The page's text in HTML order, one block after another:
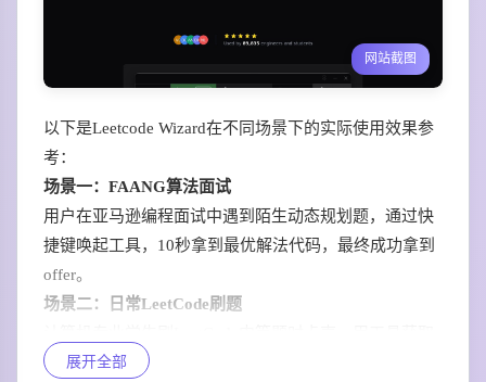
网站截图
以下是Leetcode Wizard在不同场景下的实际使用效果参
考：
场景一：FAANG算法面试
用户在亚马逊编程面试中遇到陌生动态规划题，通过快
捷键唤起工具，10秒拿到最优解法代码，最终成功拿到
offer。
场景二：日常LeetCode刷题
多维度复杂度的算法思路，对照学习效率提升3倍。
展开全部